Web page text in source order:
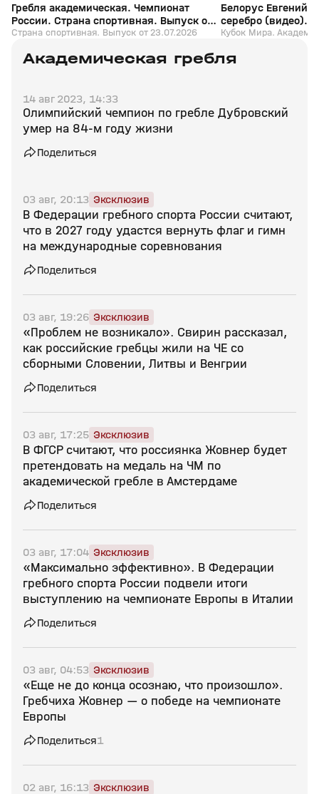
Гребля академическая. Чемпионат
России. Страна спортивная. Выпуск от
23.07.2026
Страна спортивная. Выпуск от 23.07.2026
Белорус Евгений
серебро (видео).
Академическая
Кубок Мира.
Академическая гребля
14 авг 2023, 14:33
Олимпийский чемпион по гребле Дубровский
умер на 84‑м году жизни
Поделиться
03 авг, 20:13 Эксклюзив
В Федерации гребного спорта России считают,
что в 2027 году удастся вернуть флаг и гимн
на международные соревнования
Поделиться
03 авг, 19:26 Эксклюзив
«Проблем не возникало». Свирин рассказал,
как российские гребцы жили на ЧЕ со
сборными Словении, Литвы и Венгрии
Поделиться
03 авг, 17:25 Эксклюзив
В ФГСР считают, что россиянка Жовнер будет
претендовать на медаль на ЧМ по
академической гребле в Амстердаме
Поделиться
03 авг, 17:04 Эксклюзив
«Максимально эффективно». В Федерации
гребного спорта России подвели итоги
выступлению на чемпионате Европы в Италии
Поделиться
03 авг, 04:53 Эксклюзив
«Еще не до конца осознаю, что произошло».
Гребчиха Жовнер — о победе на чемпионате
Европы
Поделиться1
02 авг, 16:13 Эксклюзив